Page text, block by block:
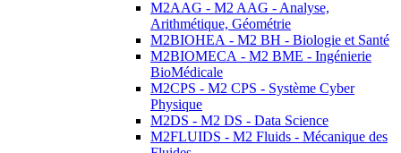
M2AAG - M2 AAG - Analyse,
Arithmétique, Géométrie
M2BIOHEA - M2 BH - Biologie et Santé
M2BIOMECA - M2 BME - Ingénierie
BioMédicale
M2CPS - M2 CPS - Système Cyber
Physique
M2DS - M2 DS - Data Science
M2FLUIDS - M2 Fluids - Mécanique des